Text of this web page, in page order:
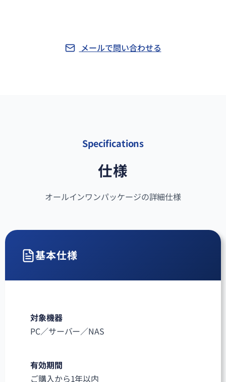
メールで問い合わせる
Specifications
仕様
オールインワンパッケージの詳細仕様
基本仕様
対象機器
PC／サーバー／NAS
有効期間
ご購入から1年以内